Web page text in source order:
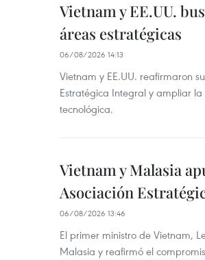
Vietnam y EE.UU.
áreas estratégicas
06/08/2026 14:13
Vietnam y EE.UU. reafirmaron
Estratégica Integral y ampliar
tecnológica.
Vietnam y Malasia
Asociación
06/08/2026 13:46
El primer ministro de Vietnam,
Malasia y reafirmó el